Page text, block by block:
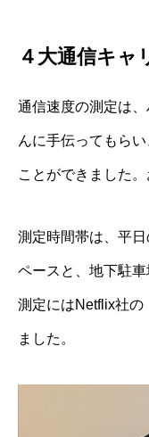
４大通信キャ
通信速度の測定は
んに手伝ってもら
ことができました
測定時間帯は、平
ペースと、地下駐車
測定にはNetflix社の
ました。